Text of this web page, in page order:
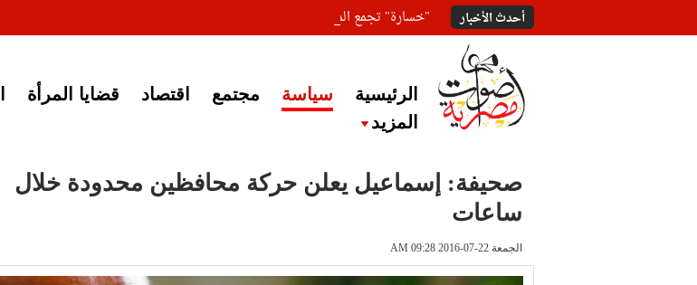
أحدث الأخبار "خسارة" تجمع المعلقين على خبر إغلاق أصوات مصرية
الرئيسية سياسة مجتمع اقتصاد قضايا المرأة
المزيد
صحيفة: إسماعيل يعلن حركة محافظين محدودة خلال
ساعات
الجمعة 22-07-2016 AM 09:28